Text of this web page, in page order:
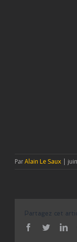
Par Alain Le Saux
Partagez cet
facebook
twitter